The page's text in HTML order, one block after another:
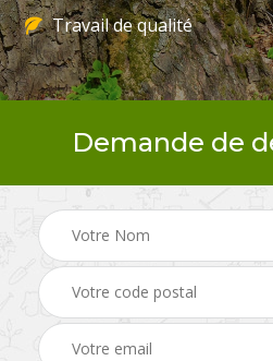
Travail de qualité
Demande de